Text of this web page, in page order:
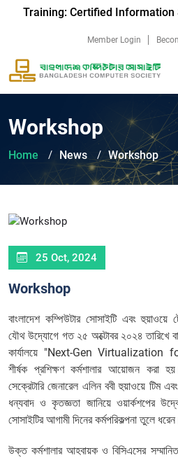
Training: Certified Information
Member Login
Workshop
Home News Workshop
25 Oct, 2024
Workshop
বাংলাদেশ কম্পিউটার সোসাইটি এবং হুয়াওয়ে
যৌথ উদ্যোগে গত ২৫ অক্টোবর ২০২৪ তারিখে
কার্যালয়ে "Next-Gen
শীর্ষক প্রশিক্ষণ কর্মশালার আয়োজন করা
সেক্রেটারি জেনারেল এলিন ববী হুয়াওয়ে
ধন্যবাদ ও কৃতজ্ঞতা জানিয়ে ওয়ার্কশপের
সোসাইটির আগামী দিনের কর্মপরিকল্পনা তুলে
উক্ত কর্মশালার আহবায়ক ও বিসিএসের